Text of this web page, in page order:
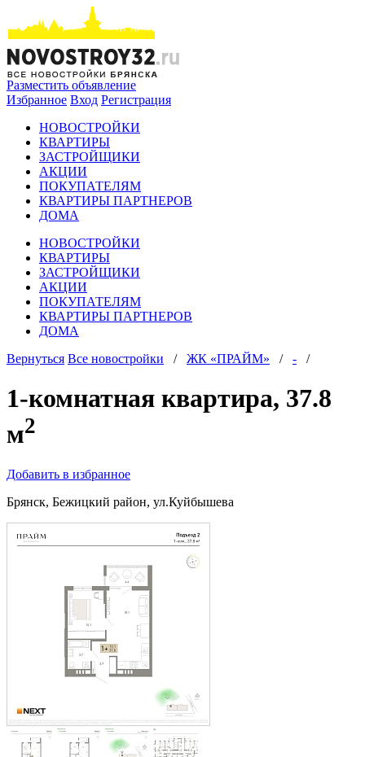
Разместить объявление
Избранное Вход Регистрация
НОВОСТРОЙКИ
КВАРТИРЫ
ЗАСТРОЙЩИКИ
АКЦИИ
ПОКУПАТЕЛЯМ
КВАРТИРЫ ПАРТНЕРОВ
ДОМА
НОВОСТРОЙКИ
КВАРТИРЫ
ЗАСТРОЙЩИКИ
АКЦИИ
ПОКУПАТЕЛЯМ
КВАРТИРЫ ПАРТНЕРОВ
ДОМА
Вернуться Все новостройки / ЖК «ПРАЙМ» / - /
1-комнатная квартира, 37.8
м2
Добавить в избранное
Брянск, Бежицкий район, ул.Куйбышева